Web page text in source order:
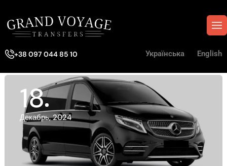
+38 097 044 85 10 Українська English
18
Декабрь, 2024